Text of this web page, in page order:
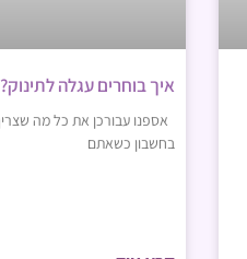
איך בוחרים עגלה לתינוק?
אספנו עבורכן את כל מה
בחשבון כשאתם